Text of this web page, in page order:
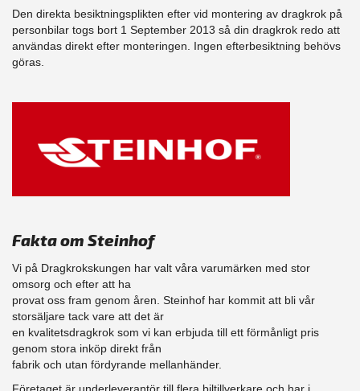
Den direkta besiktningsplikten efter vid montering av dragkrok på
personbilar togs bort 1 September 2013 så din dragkrok redo att
användas direkt efter monteringen. Ingen efterbesiktning behövs
göras.
Fakta om Steinhof
Vi på Dragkrokskungen har valt våra varumärken med stor
omsorg och efter att ha
provat oss fram genom åren. Steinhof har kommit att bli vår
storsäljare tack vare att det är
en kvalitetsdragkrok som vi kan erbjuda till ett förmånligt pris
genom stora inköp direkt från
fabrik och utan fördyrande mellanhänder.